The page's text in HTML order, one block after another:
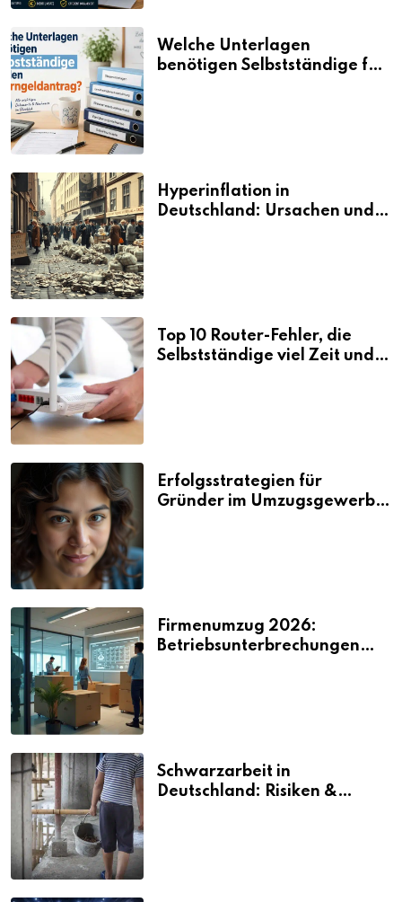
Welche Unterlagen
benötigen Selbstständige für
Hyperinflation in
Deutschland: Ursachen und
Top 10 Router-Fehler, die
Selbstständige viel Zeit und
Erfolgsstrategien für
Gründer im Umzugsgewerbe
Firmenumzug 2026:
Betriebsunterbrechungen
Schwarzarbeit in
Deutschland: Risiken &